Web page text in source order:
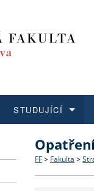
Struktura
Strategie
Co
Učitelské
STUDUJÍCÍ
O vědě a
Aktuální
FF > Fakulta >